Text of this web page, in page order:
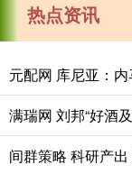
热点资讯
满瑞网 刘邦“好酒